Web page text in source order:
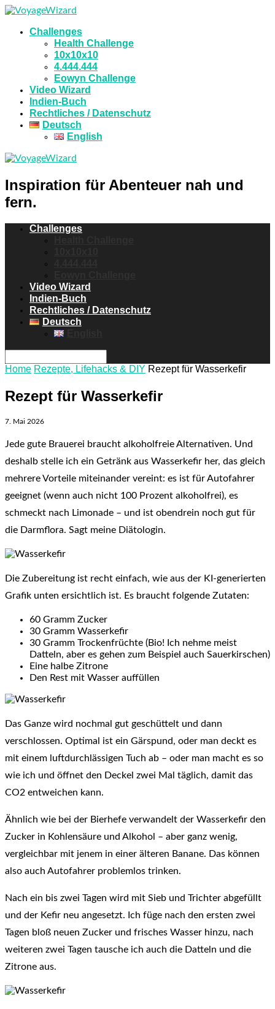
Challenges
Health Challenge
10x10x10
4.444.444
Eowyn Challenge
Video Wizard
Indien-Buch
Rechtliches / Datenschutz
Deutsch
English
Inspiration für Abenteuer nah und
fern.
Challenges
Video Wizard
Indien-Buch
Rechtliches / Datenschutz
Deutsch
Home Rezepte, Lifehacks & DIY Rezept für Wasserkefir
Rezept für Wasserkefir
7. Mai 2026
Jede gute Brauerei braucht alkoholfreie Alternativen. Und
deshalb stelle ich ein Getränk aus Wasserkefir her, das gleich
mehrere Vorteile miteinander vereint: es ist für Autofahrer
geeignet (wenn auch nicht 100 Prozent alkoholfrei), es
schmeckt nach Limonade – und ist obendrein noch gut für
die Darmflora. Sagt meine Diätologin.
Die Zubereitung ist recht einfach, wie aus der KI-generierten
Grafik unten ersichtlich ist. Es braucht folgende Zutaten:
60 Gramm Zucker
30 Gramm Wasserkefir
30 Gramm Trockenfrüchte (Bio! Ich nehme meist
Datteln, aber es gehen zum Beispiel auch Sauerkirschen)
Eine halbe Zitrone
Den Rest mit Wasser auffüllen
Das Ganze wird nochmal gut geschüttelt und dann
verschlossen. Optimal ist ein Gärspund, oder man deckt es
mit einem luftdurchlässigen Tuch ab – oder man macht es so
wie ich und öffnet den Deckel zwei Mal täglich, damit das
CO2 entweichen kann.
Ähnlich wie bei der Bierhefe verwandelt der Wasserkefir den
Zucker in Kohlensäure und Alkohol – aber ganz wenig,
vergleichbar mit jenem in einer älteren Banane. Das können
also auch Autofahrer problemlos trinken.
Nach ein bis zwei Tagen wird mit Sieb und Trichter abgefüllt
und der Kefir neu angesetzt. Ich füge nach den ersten zwei
Tagen bloß neuen Zucker und frisches Wasser hinzu, nach
weiteren zwei Tagen tausche ich auch die Datteln und die
Zitrone aus.